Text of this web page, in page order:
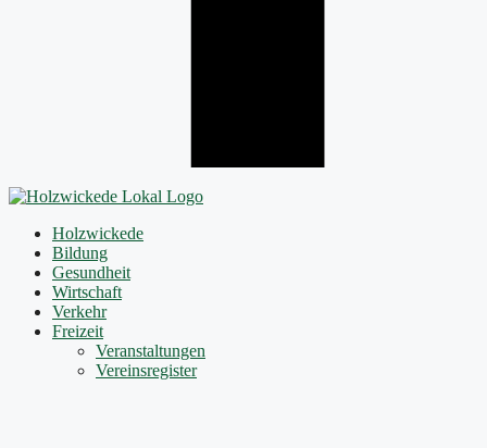
Holzwickede
Bildung
Gesundheit
Wirtschaft
Verkehr
Freizeit
Veranstaltungen
Vereinsregister